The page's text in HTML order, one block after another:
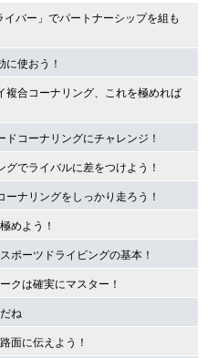
バー」でパートナーシップを組も
に使おう！
複合コーナリング、これを極めれば
コーナリングにチャレンジ！
でライバルに差をつけよう！
ナリングをしっかり走ろう！
めよう！
ポーツドライビングの基本！
クは確実にマスター！
ね
面に伝えよう！